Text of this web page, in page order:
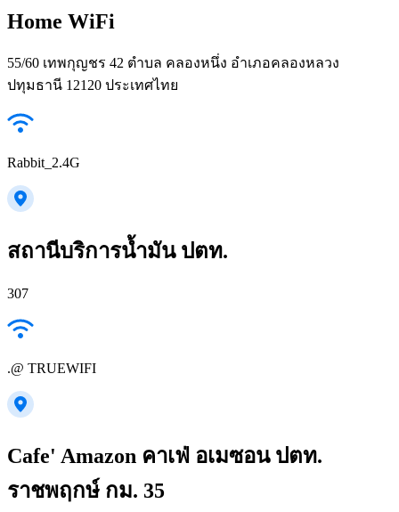
Home WiFi
55/60 เทพกุญชร 42 ตำบล คลองหนึ่ง อำเภอคลองหลวง
ปทุมธานี 12120 ประเทศไทย
Rabbit_2.4G
สถานีบริการน้ำมัน ปตท.
307
.@ TRUEWIFI
Cafe' Amazon คาเฟ่ อเมซอน ปตท.
ราชพฤกษ์ กม. 35